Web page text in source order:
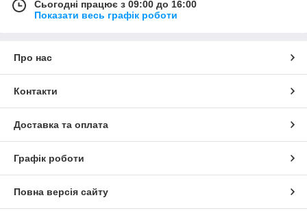
Сьогодні працює з 09:00 до 16:00
Показати весь графік роботи
Про нас
Контакти
Доставка та оплата
Графік роботи
Повна версія сайту